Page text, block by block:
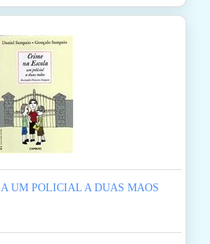
UM POLICIAL A DUAS MAOS